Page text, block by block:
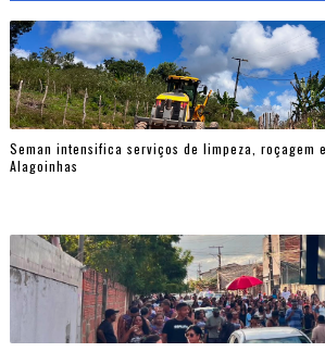
Seman intensifica serviços de limpeza, roçagem
Alagoinhas